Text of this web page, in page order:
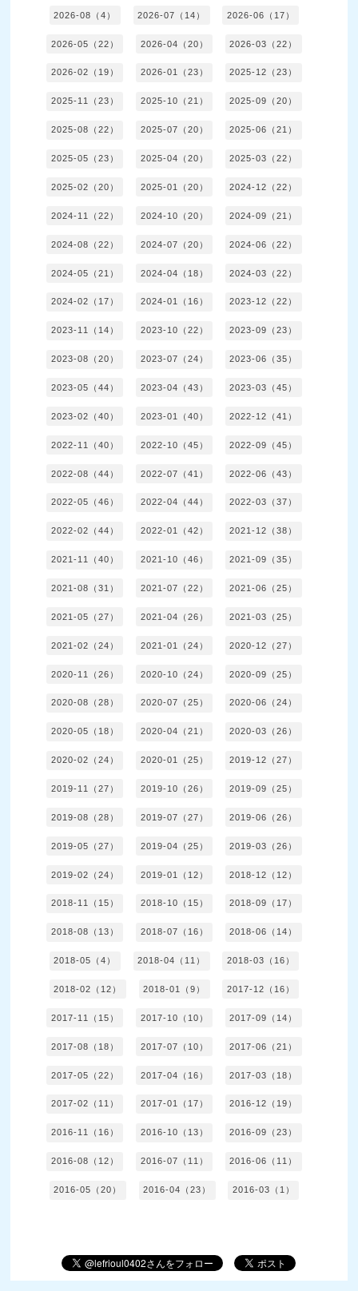
2026-08（4） 2026-07（14） 2026-06（17）
2026-05（22） 2026-04（20） 2026-03（22）
2026-02（19） 2026-01（23） 2025-12（23）
2025-11（23） 2025-10（21） 2025-09（20）
2025-08（22） 2025-07（20） 2025-06（21）
2025-05（23） 2025-04（20） 2025-03（22）
2025-02（20） 2025-01（20） 2024-12（22）
2024-11（22） 2024-10（20） 2024-09（21）
2024-08（22） 2024-07（20） 2024-06（22）
2024-05（21） 2024-04（18） 2024-03（22）
2024-02（17） 2024-01（16） 2023-12（22）
2023-11（14） 2023-10（22） 2023-09（23）
2023-08（20） 2023-07（24） 2023-06（35）
2023-05（44） 2023-04（43） 2023-03（45）
2023-02（40） 2023-01（40） 2022-12（41）
2022-11（40） 2022-10（45） 2022-09（45）
2022-08（44） 2022-07（41） 2022-06（43）
2022-05（46） 2022-04（44） 2022-03（37）
2022-02（44） 2022-01（42） 2021-12（38）
2021-11（40） 2021-10（46） 2021-09（35）
2021-08（31） 2021-07（22） 2021-06（25）
2021-05（27） 2021-04（26） 2021-03（25）
2021-02（24） 2021-01（24） 2020-12（27）
2020-11（26） 2020-10（24） 2020-09（25）
2020-08（28） 2020-07（25） 2020-06（24）
2020-05（18） 2020-04（21） 2020-03（26）
2020-02（24） 2020-01（25） 2019-12（27）
2019-11（27） 2019-10（26） 2019-09（25）
2019-08（28） 2019-07（27） 2019-06（26）
2019-05（27） 2019-04（25） 2019-03（26）
2019-02（24） 2019-01（12） 2018-12（12）
2018-11（15） 2018-10（15） 2018-09（17）
2018-08（13） 2018-07（16） 2018-06（14）
2018-05（4） 2018-04（11） 2018-03（16）
2018-02（12） 2018-01（9） 2017-12（16）
2017-11（15） 2017-10（10） 2017-09（14）
2017-08（18） 2017-07（10） 2017-06（21）
2017-05（22） 2017-04（16） 2017-03（18）
2017-02（11） 2017-01（17） 2016-12（19）
2016-11（16） 2016-10（13） 2016-09（23）
2016-08（12） 2016-07（11） 2016-06（11）
2016-05（20） 2016-04（23） 2016-03（1）